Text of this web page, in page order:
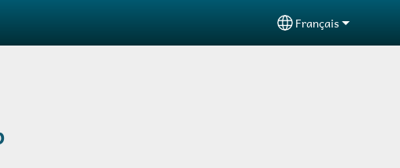
Select your
Français